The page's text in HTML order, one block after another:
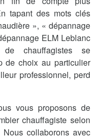
tapant des mots clés
», « dépannage
ELM Leblanc
de chauffagistes se
de choix au particulier
professionnel, perd
vous proposons de
chauffagiste selon
collaborons avec